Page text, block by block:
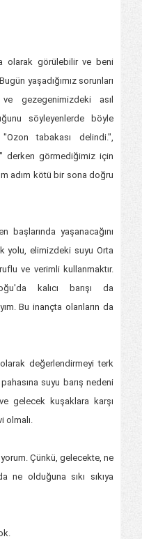
olarak görülebilir ve beni
yaşadığımız sorunları
gezegenimizdeki asıl
söyleyenlerde böyle
tabakası delindi.",
derken görmediğimiz için
adım kötü bir sona doğru
başlarında yaşanacağını
yolu, elimizdeki suyu Orta
ve verimli kullanmaktır.
kalıcı barışı da
Bu inançta olanların da
değerlendirmeyi terk
suyu barış nedeni
gelecek kuşaklara karşı
olmalı.
Çünkü, gelecekte, ne
ne olduğuna sıkı sıkıya